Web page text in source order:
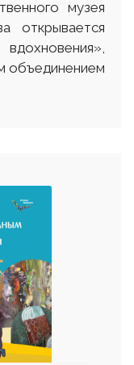
музея
открывается
объединением